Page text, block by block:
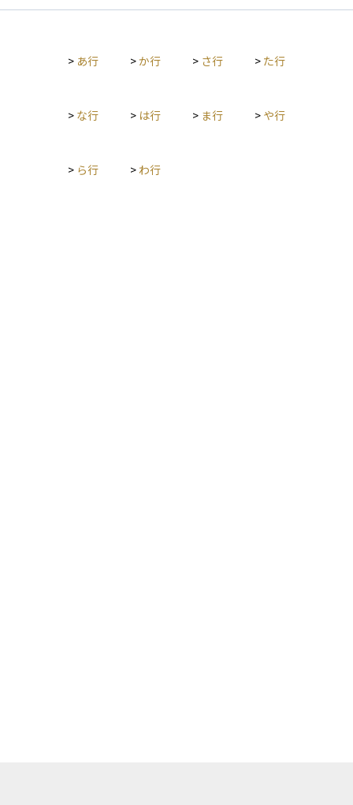
> あ行 >か行 > さ行 > た行
> な行 > は行 > ま行 > や行
> ら行 > わ行